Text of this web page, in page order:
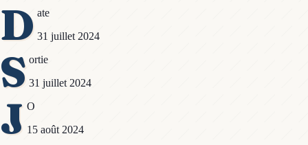
D ate
31 juillet 2024
S ortie
31 juillet 2024
J O
15 août 2024